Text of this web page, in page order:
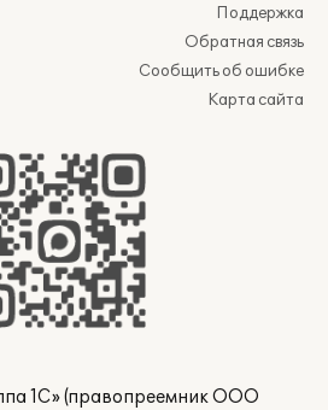
Поддержка
Обратная связь
Сообщить об ошибке
Карта сайта
1С» (правопреемник ООО